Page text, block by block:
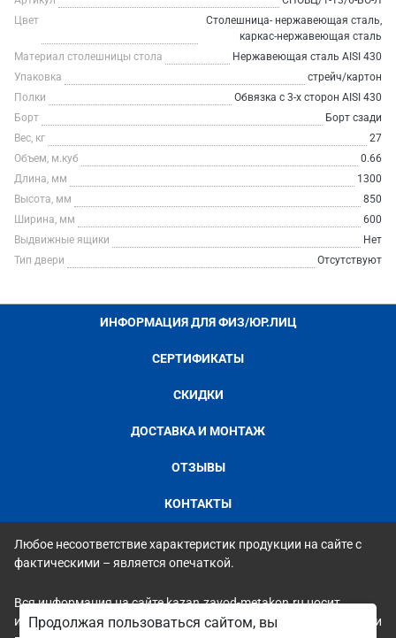
Цвет
Столешница- нержавеющая сталь,
каркас-нержавеющая сталь
Материал столешницы стола
Нержавеющая сталь AISI 430
Упаковка
стрейч/картон
Полки
Обвязка с 3-х сторон AISI 430
Борт
Борт сзади
Вес, кг
27
Объем, м.куб
0.66
Длина, мм
1300
Высота, мм
850
Ширина, мм
600
Выдвижные ящики
Нет
Тип двери
Отсутствуют
ИНФОРМАЦИЯ ДЛЯ ФИЗ/ЮР.ЛИЦ
СЕРТИФИКАТЫ
СКИДКИ
ДОСТАВКА И МОНТАЖ
ОТЗЫВЫ
КОНТАКТЫ
Любое несоответствие характеристик продукции на сайте с
фактическими – является опечаткой.
Вся информация на сайте kazan.zavod-metakon.ru носит
исключительно ознакомительный и справочный характер и ни
Продолжая пользоваться сайтом, вы